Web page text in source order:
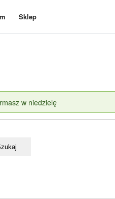
Sklep
w niedzielę